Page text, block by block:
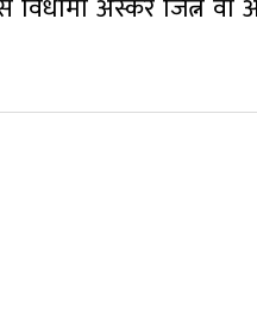
अस्कर जित्न वा